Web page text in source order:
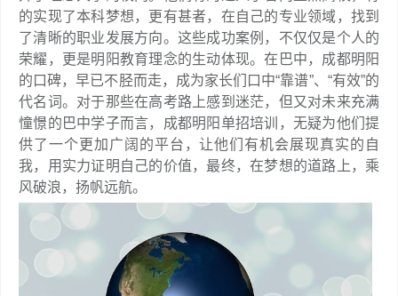
的实现了本科梦想，更有甚者，在自己的专业领域，找到
了清晰的职业发展方向。这些成功案例，不仅仅是个人的
荣耀，更是明阳教育理念的生动体现。在巴中，成都明阳
的口碑，早已不胫而走，成为家长们口中“靠谱”、“有效”的
代名词。对于那些在高考路上感到迷茫，但又对未来充满
憧憬的巴中学子而言，成都明阳单招培训，无疑为他们提
供了一个更加广阔的平台，让他们有机会展现真实的自
我，用实力证明自己的价值，最终，在梦想的道路上，乘
风破浪，扬帆远航。